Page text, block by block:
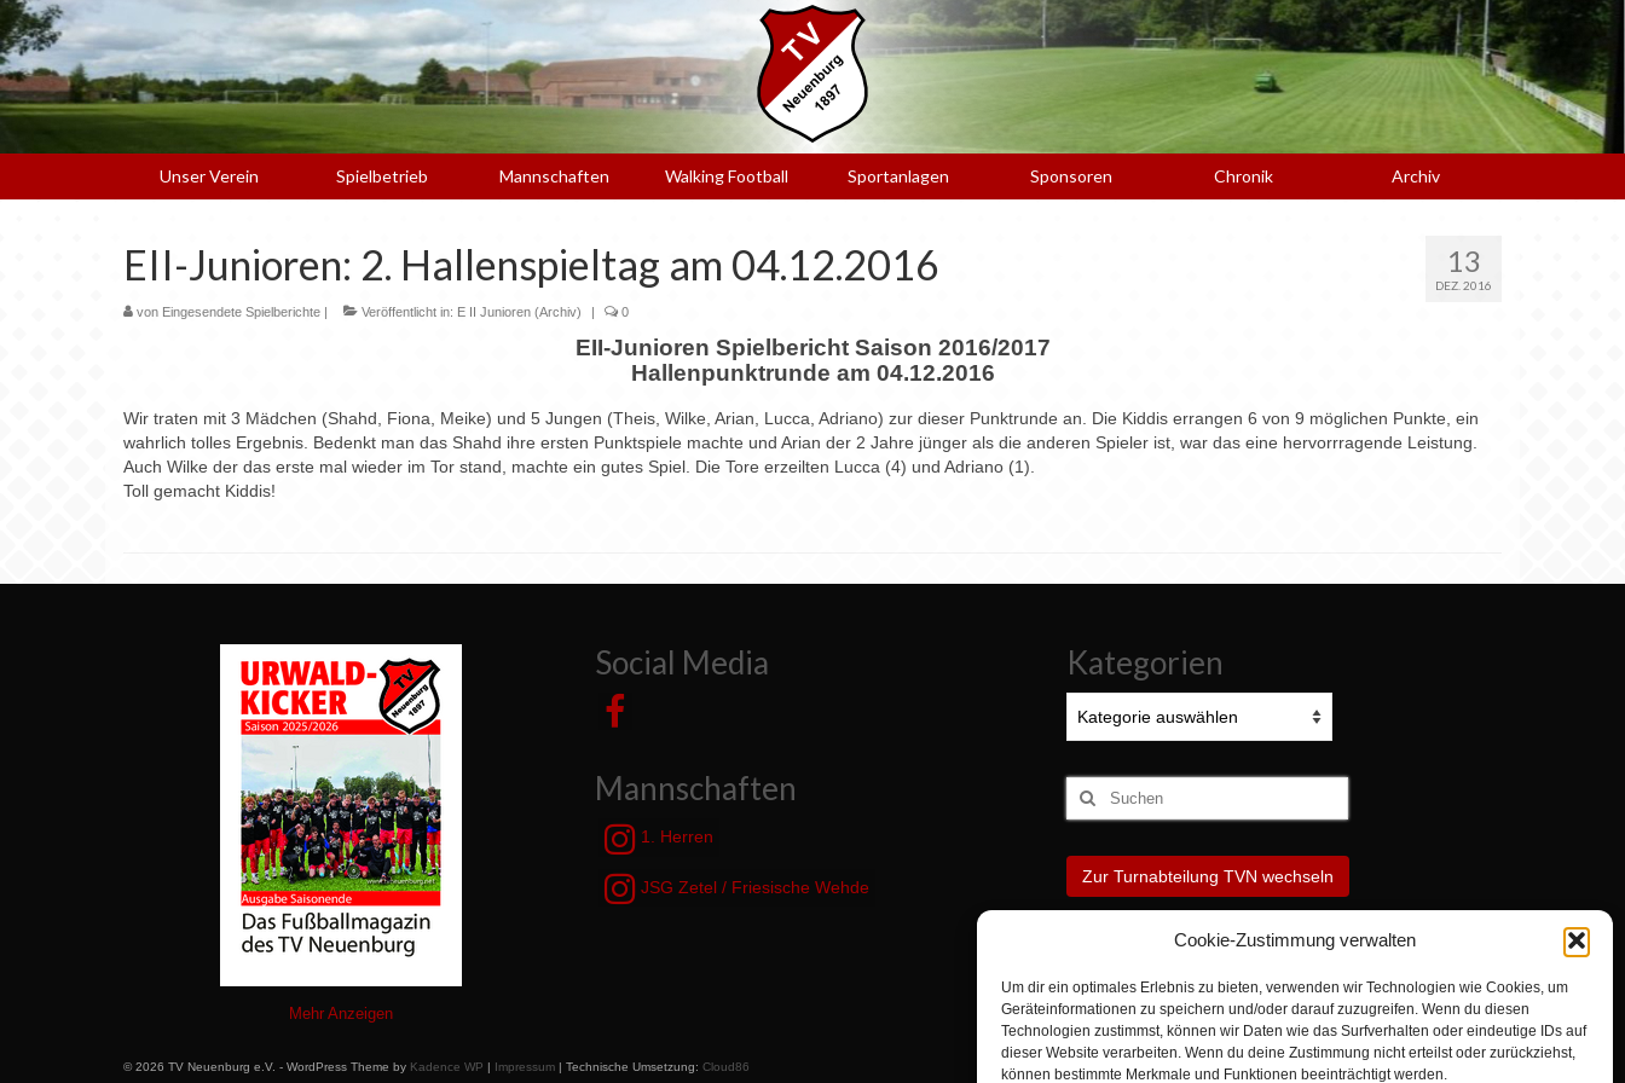
Cookie-Zustimmung verwalten
Um dir ein optimales Erlebnis zu bieten, verwenden wir Technologien wie Cookies, um
Geräteinformationen zu speichern und/oder darauf zuzugreifen. Wenn du diesen
Technologien zustimmst, können wir Daten wie das Surfverhalten oder eindeutige IDs auf
dieser Website verarbeiten. Wenn du deine Zustimmung nicht erteilst oder zurückziehst,
können bestimmte Merkmale und Funktionen beeinträchtigt werden.
Unser Verein Spielbetrieb Mannschaften Walking Football Sportanlagen Sponsoren Chronik Archiv
13
DEZ. 2016
EII-Junioren: 2. Hallenspieltag am 04.12.2016
von Eingesendete Spielberichte | Veröffentlicht in: E II Junioren (Archiv) | 0
EII-Junioren Spielbericht Saison 2016/2017
Hallenpunktrunde am 04.12.2016
Wir traten mit 3 Mädchen (Shahd, Fiona, Meike) und 5 Jungen (Theis, Wilke, Arian, Lucca, Adriano) zur dieser Punktrunde an. Die Kiddis errangen 6 von 9 möglichen Punkte, ein
wahrlich tolles Ergebnis. Bedenkt man das Shahd ihre ersten Punktspiele machte und Arian der 2 Jahre jünger als die anderen Spieler ist, war das eine hervorrragende Leistung.
Auch Wilke der das erste mal wieder im Tor stand, machte ein gutes Spiel. Die Tore erzeilten Lucca (4) und Adriano (1).
Toll gemacht Kiddis!
Mehr Anzeigen
Social Media
Mannschaften
1. Herren
JSG Zetel / Friesische Wehde
Kategorien
Suchen
nach:
Zur Turnabteilung TVN wechseln
© 2026 TV Neuenburg e.V. - WordPress Theme by Kadence WP | Impressum | Technische Umsetzung: Cloud86